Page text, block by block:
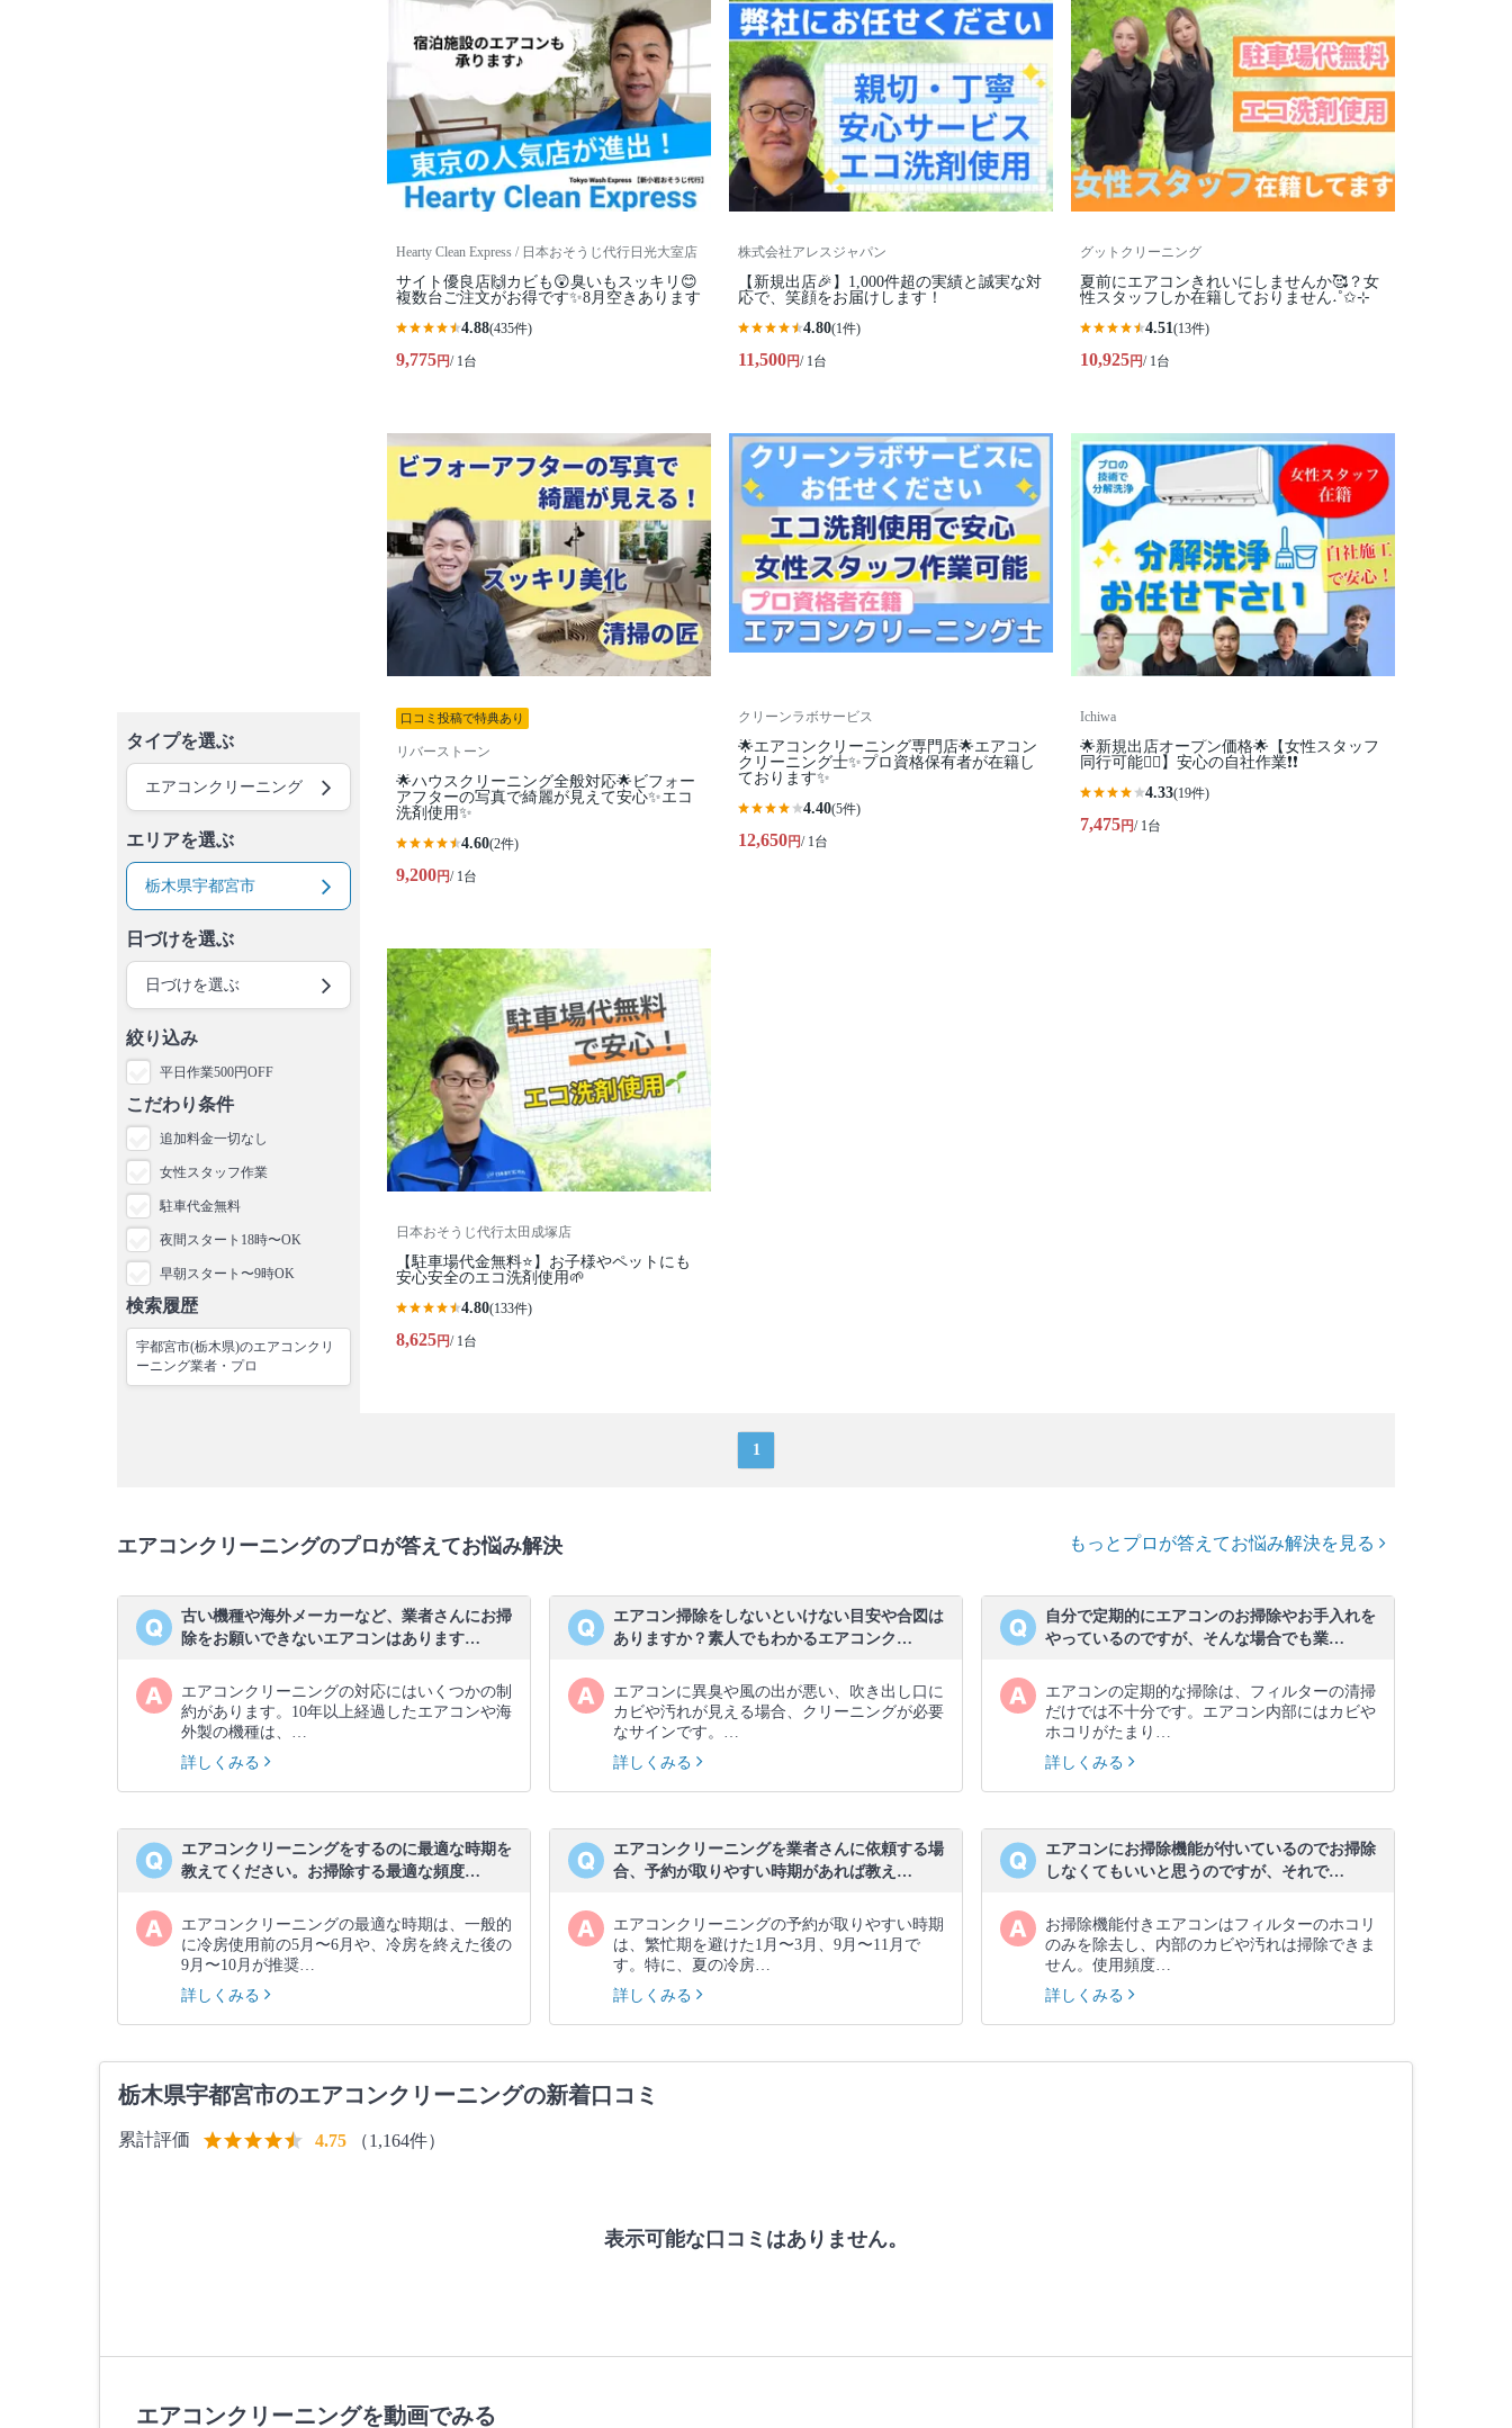
タイプを選ぶ
エアコンクリーニング
エリアを選ぶ
栃木県宇都宮市
日づけを選ぶ
日づけを選ぶ
絞り込み
平日作業500円OFF
こだわり条件
追加料金一切なし
女性スタッフ作業
駐車代金無料
夜間スタート18時〜OK
早朝スタート〜9時OK
検索履歴
宇都宮市(栃木県)のエアコンクリ
ーニング業者・プロ
Hearty Clean Express / 日本おそうじ代行日光大室店
サイト優良店🙌カビも😲臭いもスッキリ😊
複数台ご注文がお得です✨8月空きあります
4.88(435件)
9,775円/ 1台
株式会社アレスジャパン
【新規出店🎉】1,000件超の実績と誠実な対
応で、笑顔をお届けします！
4.80(1件)
11,500円/ 1台
グットクリーニング
夏前にエアコンきれいにしませんか🥰？女
性スタッフしか在籍しておりません˖˚✩⊹
4.51(13件)
10,925円/ 1台
口コミ投稿で特典あり
リバーストーン
🌟ハウスクリーニング全般対応🌟ビフォー
アフターの写真で綺麗が見えて安心✨エコ
洗剤使用✨
4.60(2件)
9,200円/ 1台
クリーンラボサービス
🌟エアコンクリーニング専門店🌟エアコン
クリーニング士✨プロ資格保有者が在籍し
ております✨
4.40(5件)
12,650円/ 1台
Ichiwa
🌟新規出店オープン価格🌟【女性スタッフ
同行可能🙆‍♀️】安心の自社作業❗️❗️
4.33(19件)
7,475円/ 1台
日本おそうじ代行太田成塚店
【駐車場代金無料⭐️】お子様やペットにも
安心安全のエコ洗剤使用🌱
4.80(133件)
8,625円/ 1台
1
エアコンクリーニングのプロが答えてお悩み解決 もっとプロが答えてお悩み解決を見る
古い機種や海外メーカーなど、業者さんにお掃
除をお願いできないエアコンはあります…
エアコンクリーニングの対応にはいくつかの制
約があります。10年以上経過したエアコンや海
外製の機種は、…
詳しくみる
エアコン掃除をしないといけない目安や合図は
ありますか？素人でもわかるエアコンク…
エアコンに異臭や風の出が悪い、吹き出し口に
カビや汚れが見える場合、クリーニングが必要
なサインです。…
詳しくみる
自分で定期的にエアコンのお掃除やお手入れを
やっているのですが、そんな場合でも業…
エアコンの定期的な掃除は、フィルターの清掃
だけでは不十分です。エアコン内部にはカビや
ホコリがたまり…
詳しくみる
エアコンクリーニングをするのに最適な時期を
教えてください。お掃除する最適な頻度…
エアコンクリーニングの最適な時期は、一般的
に冷房使用前の5月〜6月や、冷房を終えた後の
9月〜10月が推奨…
詳しくみる
エアコンクリーニングを業者さんに依頼する場
合、予約が取りやすい時期があれば教え…
エアコンクリーニングの予約が取りやすい時期
は、繁忙期を避けた1月〜3月、9月〜11月で
す。特に、夏の冷房…
詳しくみる
エアコンにお掃除機能が付いているのでお掃除
しなくてもいいと思うのですが、それで…
お掃除機能付きエアコンはフィルターのホコリ
のみを除去し、内部のカビや汚れは掃除できま
せん。使用頻度…
詳しくみる
栃木県宇都宮市のエアコンクリーニングの新着口コミ
累計評価 4.75 （1,164件）
表示可能な口コミはありません。
エアコンクリーニングを動画でみる